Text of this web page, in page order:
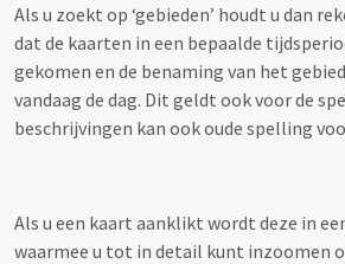
Als u zoekt op ‘gebieden’ houdt u dan
dat de kaarten in een bepaalde
gekomen en de benaming van het
vandaag de dag. Dit geldt ook voor de
beschrijvingen kan ook oude spelling
Als u een kaart aanklikt wordt deze in
waarmee u tot in detail kunt inzoomen